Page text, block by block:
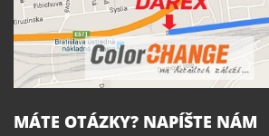
MÁTE OTÁZKY? NAPÍŠTE NÁM